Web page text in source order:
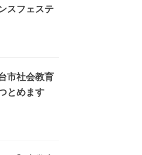
スフェステ
市社会教育
とめます